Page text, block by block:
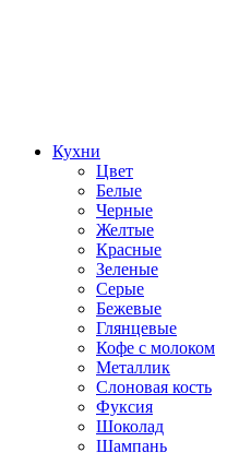
Кухни
Цвет
Белые
Черные
Желтые
Красные
Зеленые
Серые
Бежевые
Глянцевые
Кофе с молоком
Металлик
Слоновая кость
Фуксия
Шоколад
Шампань